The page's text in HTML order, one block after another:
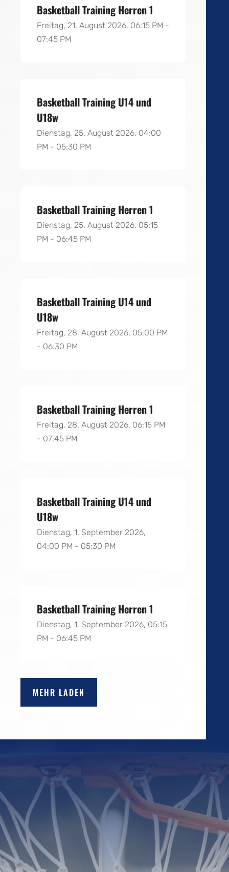
Basketball Training Herren 1
Freitag, 21. August 2026, 06:15 PM -
07:45 PM
Basketball Training U14 und
U18w
Dienstag, 25. August 2026, 04:00
PM - 05:30 PM
Basketball Training Herren 1
Dienstag, 25. August 2026, 05:15
PM - 06:45 PM
Basketball Training U14 und
U18w
Freitag, 28. August 2026, 05:00 PM
- 06:30 PM
Basketball Training Herren 1
Freitag, 28. August 2026, 06:15 PM
- 07:45 PM
Basketball Training U14 und
U18w
Dienstag, 1. September 2026,
04:00 PM - 05:30 PM
Basketball Training Herren 1
Dienstag, 1. September 2026, 05:15
PM - 06:45 PM
MEHR LADEN